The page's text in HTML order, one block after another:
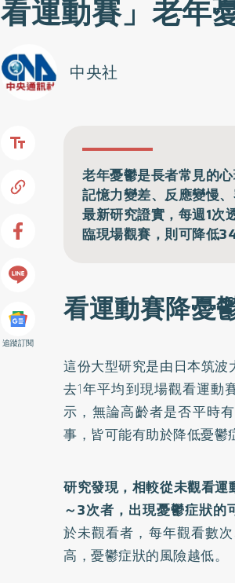
看運動賽」老年
中央社
追蹤訂閱
老年憂鬱是長者常見的
記憶力變差、反應變慢
最新研究證實，每週1次
臨現場觀賽，則可降低
看運動賽降憂
這份大型研究是由日本筑波
去1年平均到現場觀看運動
示，無論高齡者是否平時
事，皆可能有助於降低憂鬱
研究發現，相較從未觀看
～3次者，出現憂鬱症狀的
於未觀看者，每年觀看數
高，憂鬱症狀的風險越低。